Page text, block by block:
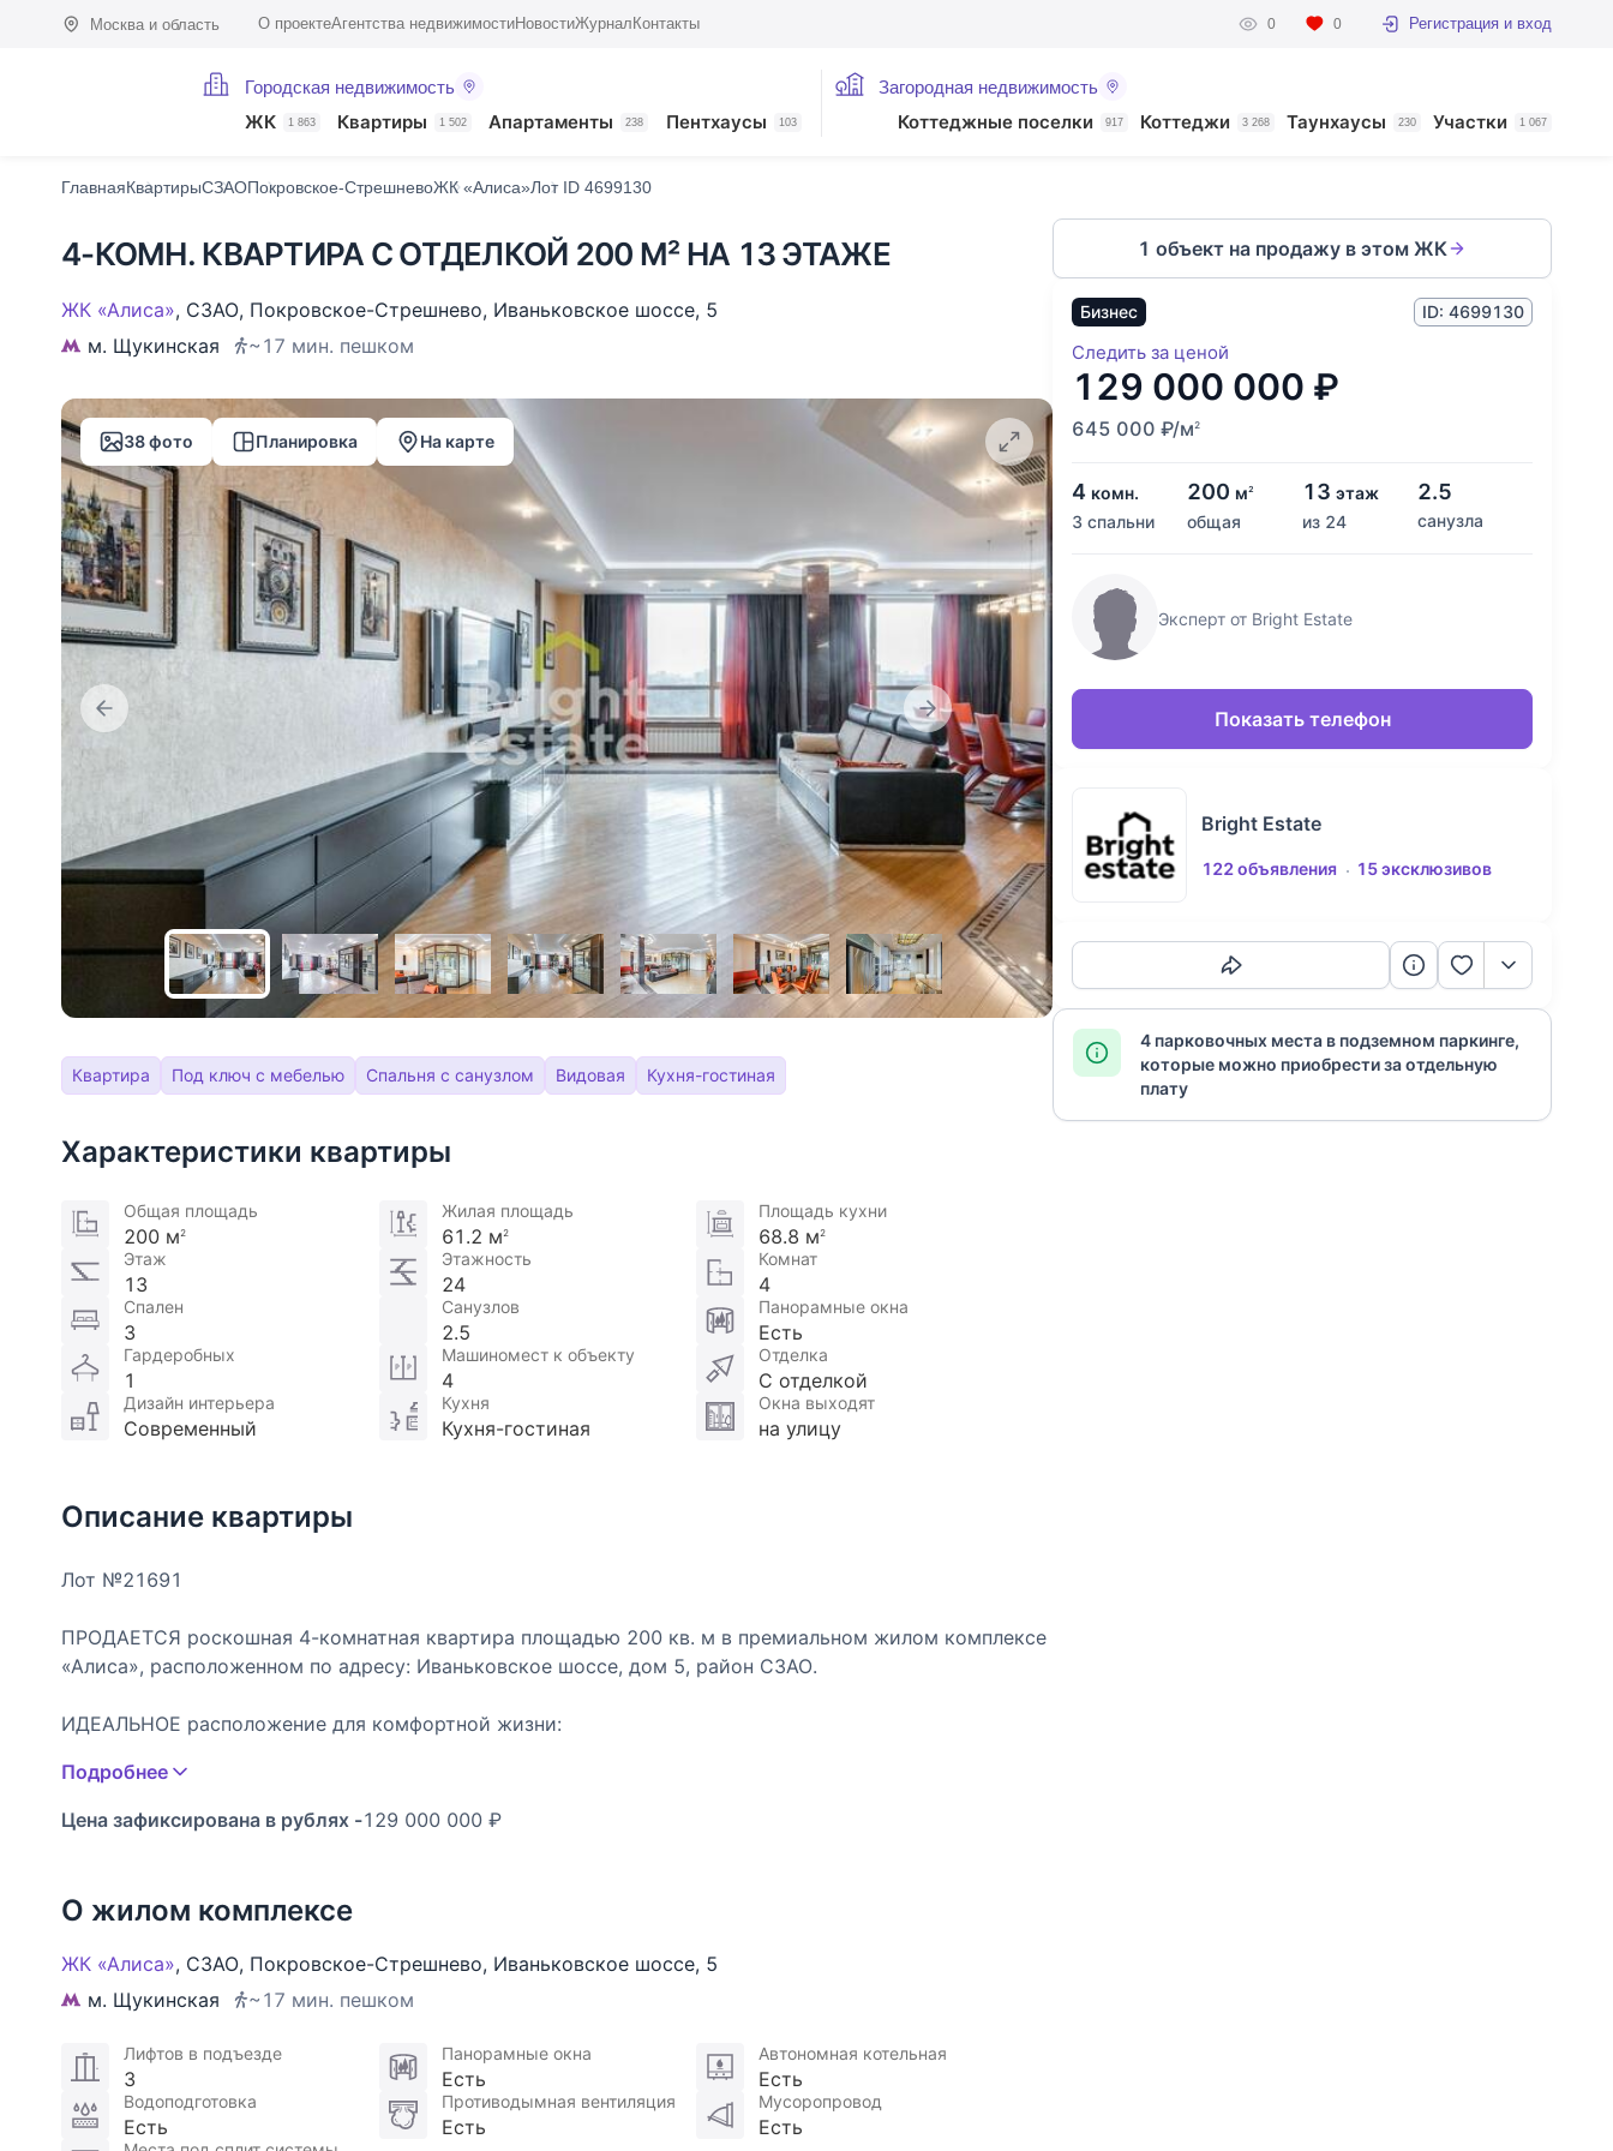
Москва и область О проектеАгентства недвижимостиНовостиЖурнал Контакты 0 0 Регистрация и вход
Городская недвижимость
ЖК 1 863 Квартиры 1 502 Апартаменты 238 Пентхаусы 103
Загородная недвижимость
Коттеджные поселки 917 Коттеджи 3 268 Таунхаусы 230 Участки 1 067
ГлавнаяКвартирыСЗАОПокровское-СтрешневоЖК «Алиса»Лот ID 4699130
4-КОМН. КВАРТИРА С ОТДЕЛКОЙ 200 М² НА 13 ЭТАЖЕ
ЖК «Алиса», СЗАО, Покровское-Стрешнево, Иваньковское шоссе, 5
м. Щукинская
~17 мин. пешком
38 фото Планировка На карте
Квартира Под ключ с мебелью Спальня с санузлом Видовая Кухня-гостиная
Характеристики квартиры
Общая площадь
200 м 2
Жилая площадь
61.2 м 2
Площадь кухни
68.8 м2
Этаж
13
Этажность
24
Комнат
4
Спален
3
Санузлов
2.5
Панорамные окна
Есть
Гардеробных
1
Машиномест к объекту
4
Отделка
С отделкой
Дизайн интерьера
Современный
Кухня
Кухня-гостиная
Окна выходят
на улицу
Описание квартиры
Лот №21691
ПРОДАЕТСЯ роскошная 4-комнатная квартира площадью 200 кв. м в премиальном жилом комплексе
«Алиса», расположенном по адресу: Иваньковское шоссе, дом 5, район СЗАО.
ИДЕАЛЬНОЕ расположение для комфортной жизни:
парковую зону создают гармоничную атмосферу, где каждый ваш день начинается с вдохновляющих
пейзажей природы и завершается в уюте вашего дома.
умиротворением. А панорамный вид на Москву станет вашей ежедневной мотивацией и гордостью.
ДИЗАЙН, который впечатляет:
Квартира выполнена в авторском дизайне с использованием дорогих импортных материалов. В
интерьере сочетаются изысканная современная мебель, премиальная техника и декоративные
акценты, создающие атмосферу уюта и статуса. Каждая деталь — от сантехнического оборудования
до предметов искусства — подчеркивает высокий вкус и статус владельцев.
ПЛАНИРОВКА, продуманная до мелочей:
Подробнее
Цена зафиксирована в рублях -129 000 000 ₽
О жилом комплексе
ЖК «Алиса», СЗАО, Покровское-Стрешнево, Иваньковское шоссе, 5
м. Щукинская
~17 мин. пешком
Лифтов в подъезде
3
Панорамные окна
Есть
Автономная котельная
Есть
Водоподготовка
Есть
Противодымная вентиляция
Есть
Мусоропровод
Есть
1 объект на продажу в этом ЖК
Бизнес ID: 4699130
Следить за ценой
129 000 000 ₽
645 000 ₽/м2
4 комн.
3 спальни
200 м2
общая
13 этаж
из 24
2.5
санузла
Эксперт от Bright Estate
Показать телефон
Bright Estate
122 объявления
15 эксклюзивов
4 парковочных места в подземном паркинге,
которые можно приобрести за отдельную
плату
ХарактеристикиОписаниеО домеНа карте